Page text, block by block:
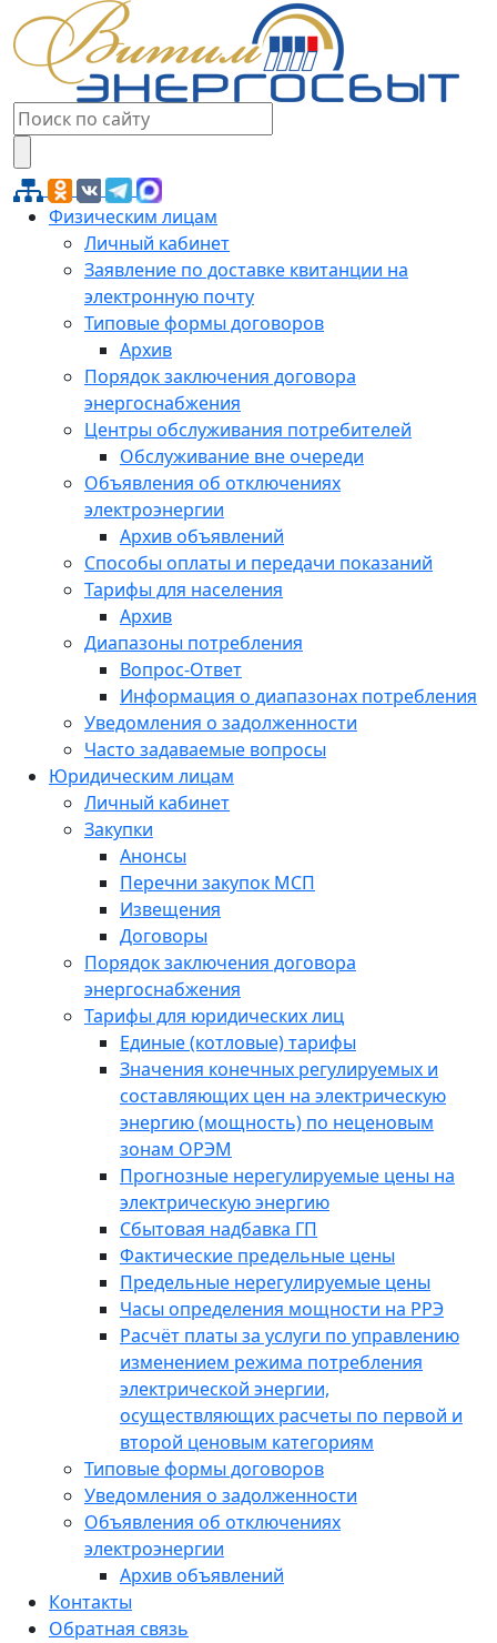
Физическим лицам
Личный кабинет
Заявление по доставке квитанции на
электронную почту
Типовые формы договоров
Архив
Порядок заключения договора
энергоснабжения
Центры обслуживания потребителей
Обслуживание вне очереди
Объявления об отключениях
электроэнергии
Архив объявлений
Способы оплаты и передачи показаний
Тарифы для населения
Архив
Диапазоны потребления
Вопрос-Ответ
Информация о диапазонах потребления
Уведомления о задолженности
Часто задаваемые вопросы
Юридическим лицам
Личный кабинет
Закупки
Анонсы
Перечни закупок МСП
Извещения
Договоры
Порядок заключения договора
энергоснабжения
Тарифы для юридических лиц
Единые (котловые) тарифы
Значения конечных регулируемых и
составляющих цен на электрическую
энергию (мощность) по неценовым
зонам ОРЭМ
Прогнозные нерегулируемые цены на
электрическую энергию
Сбытовая надбавка ГП
Фактические предельные цены
Предельные нерегулируемые цены
Часы определения мощности на РРЭ
Расчёт платы за услуги по управлению
изменением режима потребления
электрической энергии,
осуществляющих расчеты по первой и
второй ценовым категориям
Типовые формы договоров
Уведомления о задолженности
Объявления об отключениях
электроэнергии
Архив объявлений
Контакты
Обратная связь